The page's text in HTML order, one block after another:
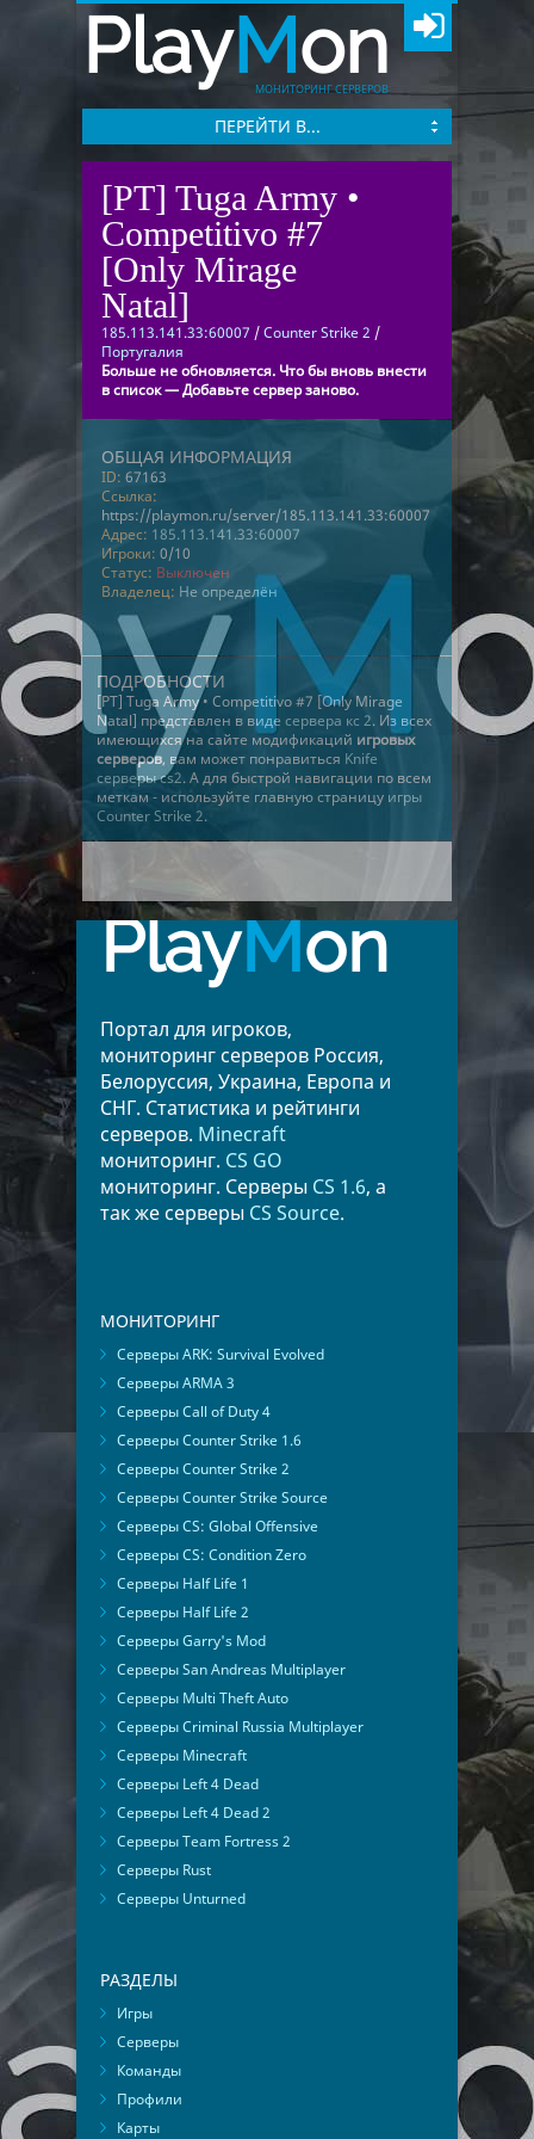
PlayMon
МОНИТОРИНГ СЕРВЕРОВ
ПЕРЕЙТИ В...
[PT] Tuga Army •
Competitivo #7
[Only Mirage
Natal]
185.113.141.33:60007 /Counter Strike 2 /
Португалия
Больше не обновляется. Что бы вновь внести
в список — Добавьте сервер заново.
ОБЩАЯ ИНФОРМАЦИЯ
ID: 67163
Ссылка:
https://playmon.ru/server/185.113.141.33:60007
Адрес: 185.113.141.33:60007
Игроки: 0/10
Статус: Выключен
Владелец: Не определён
ПОДРОБНОСТИ
[PT] Tuga Army • Competitivo #7 [Only Mirage
Natal] представлен в виде сервера кс 2. Из всех
имеющихся на сайте модификаций игровых
серверов, вам может понравиться Knife
серверы cs2. А для быстрой навигации по всем
меткам - используйте главную страницу игры
Counter Strike 2.
PlayMon
Портал для игроков,
мониторинг серверов Россия,
Белоруссия, Украина, Европа и
СНГ. Статистика и рейтинги
серверов. Minecraft
мониторинг. CS GO
мониторинг. Серверы CS 1.6, а
так же серверы CS Source.
МОНИТОРИНГ
Серверы ARK: Survival Evolved
Серверы ARMA 3
Серверы Call of Duty 4
Серверы Counter Strike 1.6
Серверы Counter Strike 2
Серверы Counter Strike Source
Серверы CS: Global Offensive
Серверы CS: Condition Zero
Серверы Half Life 1
Серверы Half Life 2
Серверы Garry's Mod
Серверы San Andreas Multiplayer
Серверы Multi Theft Auto
Серверы Criminal Russia Multiplayer
Серверы Minecraft
Серверы Left 4 Dead
Серверы Left 4 Dead 2
Серверы Team Fortress 2
Серверы Rust
Серверы Unturned
РАЗДЕЛЫ
Игры
Серверы
Команды
Профили
Карты